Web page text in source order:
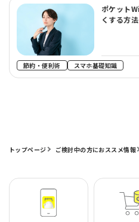
ポケット
くする方
節約・便利術 スマホ基礎知識
トップページ ご検討中の方におススメ情報